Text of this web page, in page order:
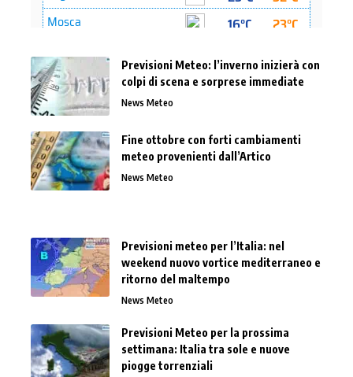
Previsioni Meteo: l’inverno inizierà con
colpi di scena e sorprese immediate
News Meteo
Fine ottobre con forti cambiamenti
meteo provenienti dall’Artico
News Meteo
Previsioni meteo per l’Italia: nel
weekend nuovo vortice mediterraneo e
ritorno del maltempo
News Meteo
Previsioni Meteo per la prossima
settimana: Italia tra sole e nuove
piogge torrenziali